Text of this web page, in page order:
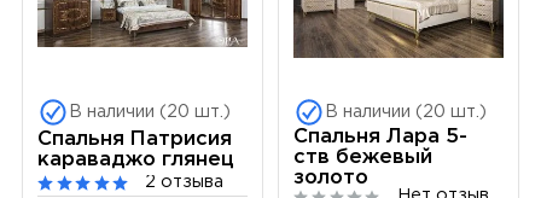
В наличии (20 шт.)
Спальня Патрисия
караваджо глянец
2 отзыва
В наличии (20 шт.)
Спальня Лара 5-
ств бежевый
золото